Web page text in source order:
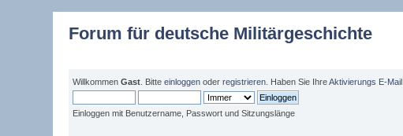
Forum für deutsche Militärgeschichte
WillkommenGast . Bitteeinloggen oderregistrieren . Haben Sie IhreAktivierungs E-Mail
Einloggen mit Benutzername, Passwort und Sitzungslänge